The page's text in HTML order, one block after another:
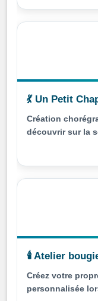
💃 Un Petit
Création
découvrir sur la
🕯️ Atelier
Créez votre
personnalisée